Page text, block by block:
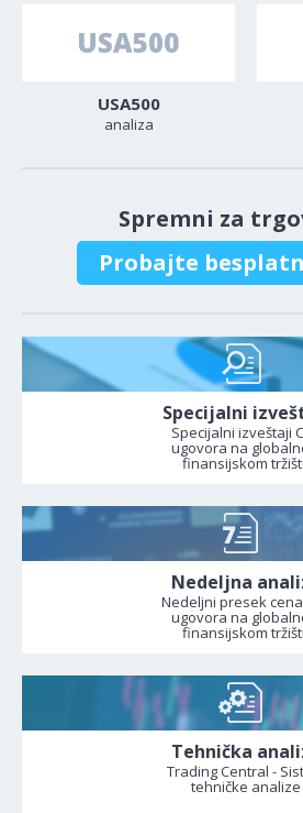
USA500
analiza
Spremni za
Probajte
Specijalni
Specijalni izveštaji
ugovora na
finansijskom
Nedeljna
Nedeljni presek cena
ugovora na
finansijskom
Tehnička
Trading Central -
tehničke analize